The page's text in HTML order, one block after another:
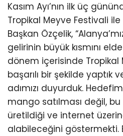
Kasım Ayı’nın ilk üç
Tropikal Meyve Festivali
Başkan Özçelik,
gelirinin büyük kısmını
dönem içerisinde Tropikal
başarılı bir şekilde yaptık
adımızı duyurduk.
mango satılması değil,
üretildiği ve internet
alabileceğini göstermekti.